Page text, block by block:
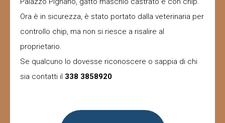
Ora è in sicurezza, è stato portato dalla veterinaria per
controllo chip, ma non si riesce a risalire al
proprietario.
Se qualcuno lo dovesse riconoscere o sappia di chi
sia contatti il 338 3858920